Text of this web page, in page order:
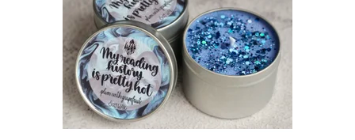
Dostupnost:
Skladem 2
3255